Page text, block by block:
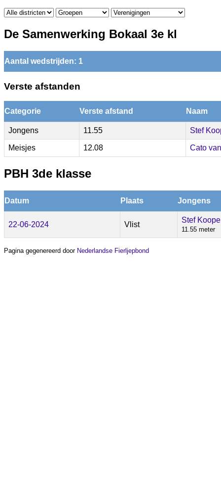
De Samenwerking Bokaal 3e kl
Aantal wedstrijden: 1
Verste afstanden
Categorie Verste afstand Naam
Jongens 11.55 Stef
Meisjes 12.08 Cato
PBH 3de klasse
Datum Plaats Jongens
22-06-2024 Vlist
Stef
11.55 meter
Pagina gegenereerd door Nederlandse Fierljepbond